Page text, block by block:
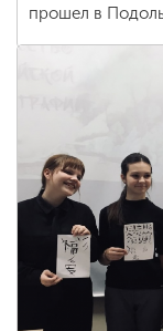
прошел в